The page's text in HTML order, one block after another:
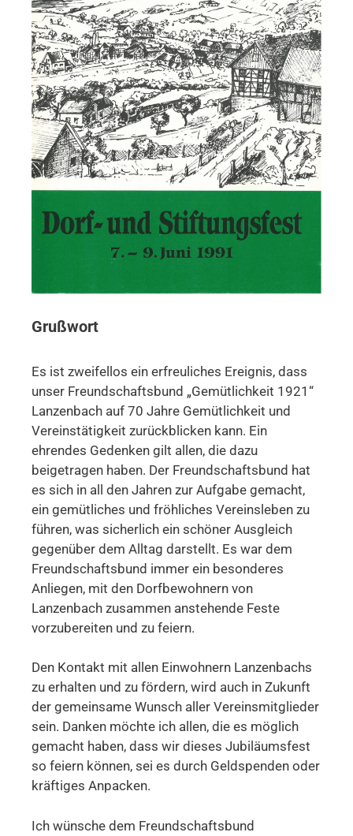
Grußwort
Es ist zweifellos ein erfreuliches Ereignis, dass
unser Freundschaftsbund „Gemütlichkeit 1921“
Lanzenbach auf 70 Jahre Gemütlichkeit und
Vereinstätigkeit zurückblicken kann. Ein
ehrendes Gedenken gilt allen, die dazu
beigetragen haben. Der Freundschaftsbund hat
es sich in all den Jahren zur Aufgabe gemacht,
ein gemütliches und fröhliches Vereinsleben zu
führen, was sicherlich ein schöner Ausgleich
gegenüber dem Alltag darstellt. Es war dem
Freundschaftsbund immer ein besonderes
Anliegen, mit den Dorfbewohnern von
Lanzenbach zusammen anstehende Feste
vorzubereiten und zu feiern.
Den Kontakt mit allen Einwohnern Lanzenbachs
zu erhalten und zu fördern, wird auch in Zukunft
der gemeinsame Wunsch aller Vereinsmitglieder
sein. Danken möchte ich allen, die es möglich
gemacht haben, dass wir dieses Jubiläumsfest
so feiern können, sei es durch Geldspenden oder
kräftiges Anpacken.
Ich wünsche dem Freundschaftsbund